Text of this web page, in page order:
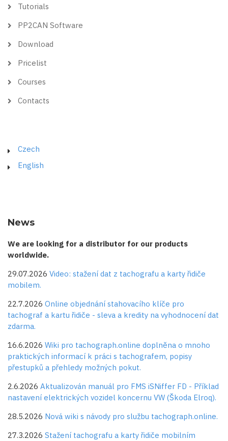
Tutorials
PP2CAN Software
Download
Pricelist
Courses
Contacts
Czech
English
News
We are looking for a distributor for our products
worldwide.
29.07.2026 Video: stažení dat z tachografu a karty řidiče
mobilem.
22.7.2026 Online objednání stahovacího klíče pro
tachograf a kartu řidiče - sleva a kredity na vyhodnocení dat
zdarma.
16.6.2026 Wiki pro tachograph.online doplněna o mnoho
praktických informací k práci s tachografem, popisy
přestupků a přehledy možných pokut.
2.6.2026 Aktualizován manuál pro FMS iSNiffer FD - Příklad
nastavení elektrických vozidel koncernu VW (Škoda Elroq).
28.5.2026 Nová wiki s návody pro službu tachograph.online.
27.3.2026 Stažení tachografu a karty řidiče mobilním